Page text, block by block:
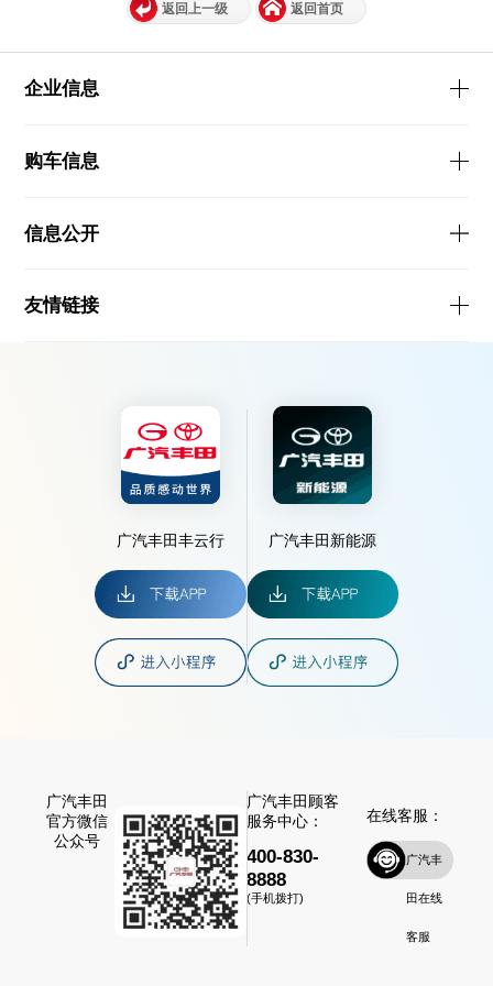
返回上一级 返回首页
企业信息
购车信息
信息公开
友情链接
广汽丰田丰云行 广汽丰田新能源
广汽丰田
官方微信
公众号
广汽丰田顾客
服务中心：
400-830-
8888
(手机拨打)
在线客服：
广汽丰
田在线
客服